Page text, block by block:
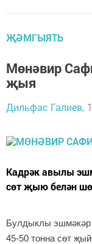
ҖӘМГЫЯТЬ
Мөнәвир
җыя
Дильфас Галиев,
Кадрәк авылы
сөт җыю белән
Булдыклы эшмәкәр
45-50 тонна сөт